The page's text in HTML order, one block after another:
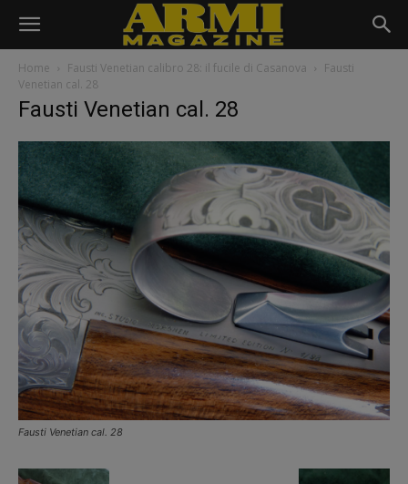
Home Fausti Venetian calibro 28: il fucile di Casanova
Fausti
Venetian cal. 28
Fausti Venetian cal. 28
Fausti Venetian cal. 28